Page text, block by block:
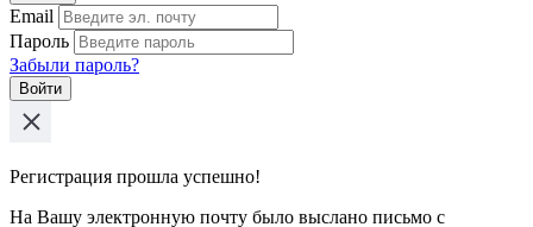
Email
Пароль
Забыли пароль?
Войти
Регистрация прошла успешно!
На Вашу электронную почту было выслано письмо с